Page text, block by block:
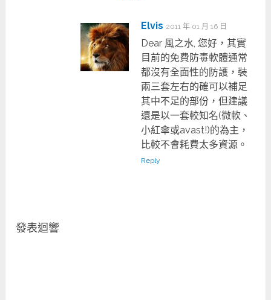
Elvis 2011 年 01 月 16 日
Dear 風之水, 您好，其實
目前的免費防毒軟體通常
都沒有全面性的防護，裝
兩三套左右的確可以補足
其中不足的部份，但建議
還是以一套較知名(微軟、
小紅傘或avast!)的為主，
比較不會耗費太多資源。
Reply
發表迴響